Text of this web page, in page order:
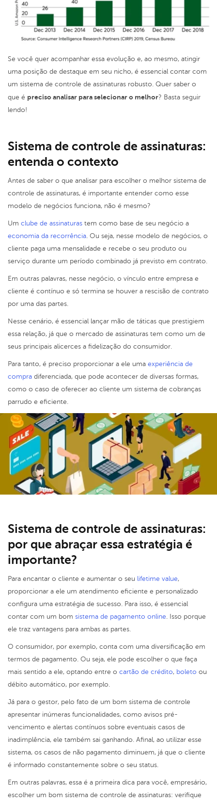
Se você quer acompanhar essa evolução e, ao mesmo, atingir
uma posição de destaque em seu nicho, é essencial contar com
um sistema de controle de assinaturas robusto. Quer saber o
que é preciso analisar para selecionar o melhor? Basta seguir
lendo!
Sistema de controle de assinaturas:
entenda o contexto
Antes de saber o que analisar para escolher o melhor sistema de
controle de assinaturas, é importante entender como esse
modelo de negócios funciona, não é mesmo?
Um clube de assinaturas tem como base de seu negócio a
economia da recorrência . Ou seja, nesse modelo de negócios, o
cliente paga uma mensalidade e recebe o seu produto ou
serviço durante um período combinado já previsto em contrato.
Em outras palavras, nesse negócio, o vínculo entre empresa e
cliente é contínuo e só termina se houver a rescisão de contrato
por uma das partes.
Nesse cenário, é essencial lançar mão de táticas que prestigiem
essa relação, já que o mercado de assinaturas tem como um de
seus principais alicerces a fidelização do consumidor.
Para tanto, é preciso proporcionar a ele uma experiência de
compra diferenciada, que pode acontecer de diversas formas,
como o caso de oferecer ao cliente um sistema de cobranças
parrudo e eficiente.
Sistema de controle de assinaturas:
por que abraçar essa estratégia é
importante?
Para encantar o cliente e aumentar o seu lifetime value,
proporcionar a ele um atendimento eficiente e personalizado
configura uma estratégia de sucesso. Para isso, é essencial
contar com um bom sistema de pagamento online . Isso porque
ele traz vantagens para ambas as partes.
O consumidor, por exemplo, conta com uma diversificação em
termos de pagamento. Ou seja, ele pode escolher o que faça
mais sentido a ele, optando entre o cartão de crédito, boleto ou
débito automático, por exemplo.
Já para o gestor, pelo fato de um bom sistema de controle
apresentar inúmeras funcionalidades, como avisos pré-
vencimento e alertas contínuos sobre eventuais casos de
inadimplência, ele também sai ganhando. Afinal, ao utilizar esse
sistema, os casos de não pagamento diminuem, já que o cliente
é informado constantemente sobre o seu status.
Em outras palavras, essa é a primeira dica para você, empresário,
escolher um bom sistema de controle de assinaturas: verifique